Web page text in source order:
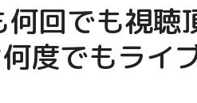
回でも視聴
度でもライ